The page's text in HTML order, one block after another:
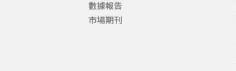
數據報告
市場期刊